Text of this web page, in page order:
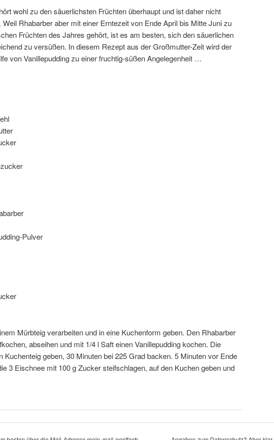
wohl zu den säuerlichsten Früchten überhaupt und ist daher nicht
Weil Rhabarber aber mit einer Erntezeit von Ende April bis Mitte Juni zu
Früchten des Jahres gehört, ist es am besten, sich den säuerlichen
zu versüßen. In diesem Rezept aus der Großmutter-Zeit wird der
von Vanillepudding zu einer fruchtig-süßen Angelegenheit …
Pulver
Mürbteig verarbeiten und in eine Kuchenform geben. Den Rhabarber
abseihen und mit 1/4 l Saft einen Vanillepudding kochen. Die
Kuchenteig geben, 30 Minuten bei 225 Grad backen. 5 Minuten vor Ende
3 Eischnee mit 100 g Zucker steifschlagen, auf den Kuchen geben und